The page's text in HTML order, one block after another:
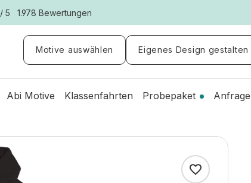
/ 5 1.978 Bewertungen
Motive auswählen Eigenes Design gestalten
Abi Motive Klassenfahrten Probepaket Anfrage